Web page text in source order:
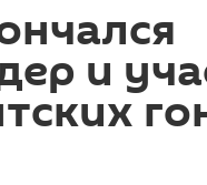
и